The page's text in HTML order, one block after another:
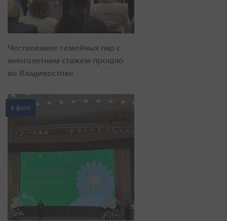
Чествование семейных пар с
многолетним стажем прошло
во Владивостоке
8 фото